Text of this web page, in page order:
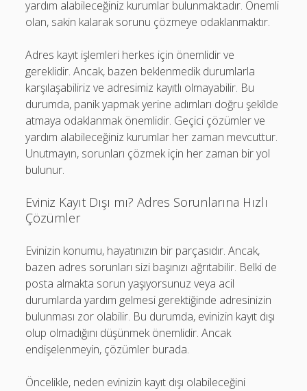
yardım alabileceğiniz kurumlar bulunmaktadır. Önemli
olan, sakin kalarak sorunu çözmeye odaklanmaktır.
Adres kayıt işlemleri herkes için önemlidir ve
gereklidir. Ancak, bazen beklenmedik durumlarla
karşılaşabiliriz ve adresimiz kayıtlı olmayabilir. Bu
durumda, panik yapmak yerine adımları doğru şekilde
atmaya odaklanmak önemlidir. Geçici çözümler ve
yardım alabileceğiniz kurumlar her zaman mevcuttur.
Unutmayın, sorunları çözmek için her zaman bir yol
bulunur.
Eviniz Kayıt Dışı mı? Adres Sorunlarına Hızlı
Çözümler
Evinizin konumu, hayatınızın bir parçasıdır. Ancak,
bazen adres sorunları sizi başınızı ağrıtabilir. Belki de
posta almakta sorun yaşıyorsunuz veya acil
durumlarda yardım gelmesi gerektiğinde adresinizin
bulunması zor olabilir. Bu durumda, evinizin kayıt dışı
olup olmadığını düşünmek önemlidir. Ancak
endişelenmeyin, çözümler burada.
Öncelikle, neden evinizin kayıt dışı olabileceğini